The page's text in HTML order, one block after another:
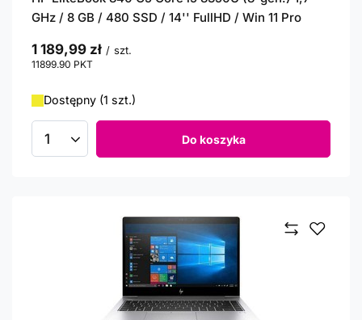
GHz / 8 GB / 480 SSD / 14'' FullHD / Win 11 Pro
1 189,99 zł / szt.
11899.90 PKT
Dostępny (1 szt.)
Ilość produktów Do koszyka